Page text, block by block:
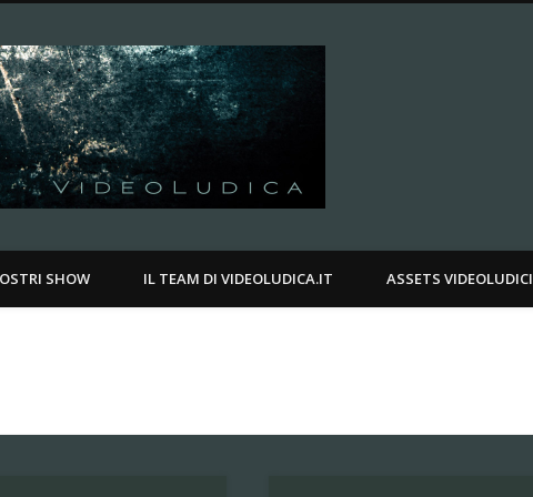
SHOW IL TEAM DI VIDEOLUDICA.IT ASSETS VIDEOLUDICI